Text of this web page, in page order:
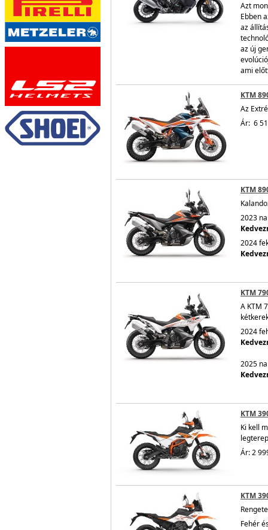
Azt
Ebben
az
az új
ami
KTM
Az
Ár: 6
KTM
2023
2024
KTM
A KTM
2024
2025
KTM
Ki kell
Ár: 2
KTM
Fehér